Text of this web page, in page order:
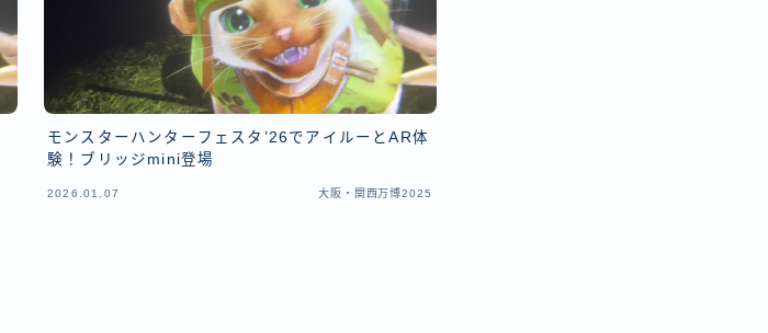
モンスターハンターフェスタ’26でアイルーとAR体
験！ブリッジmini登場
2026.01.07 大阪・関西万博2025